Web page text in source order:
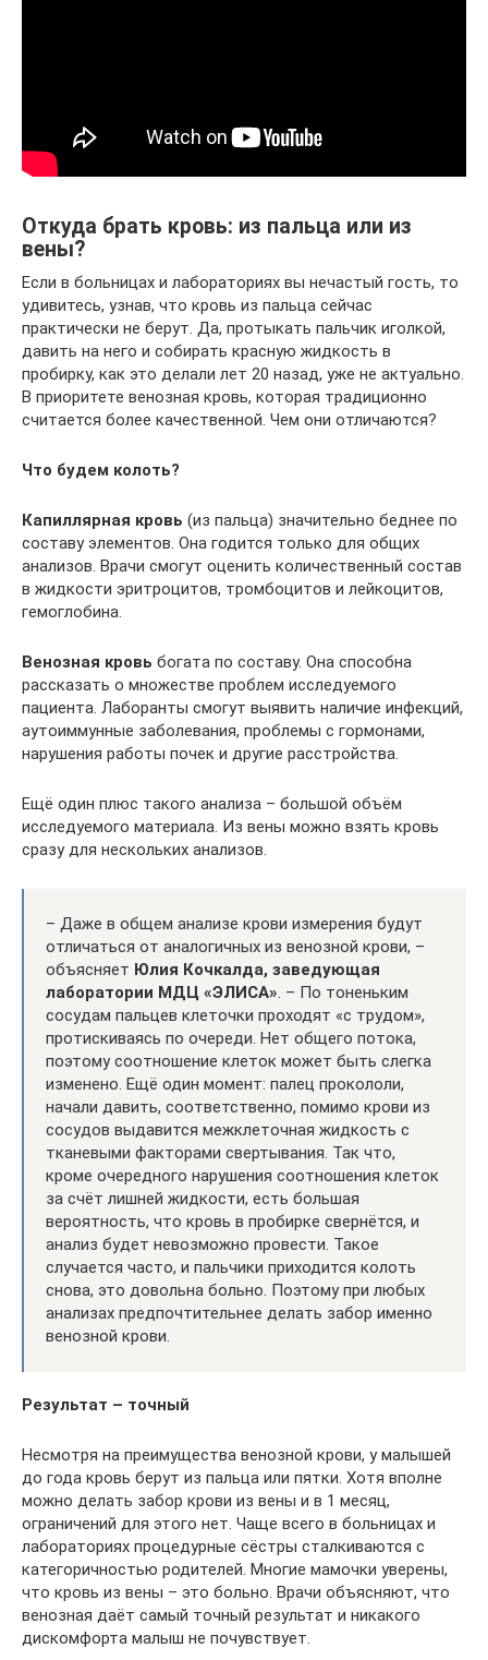
Откуда брать кровь: из пальца или из
вены?
Если в больницах и лабораториях вы нечастый гость, то
удивитесь, узнав, что кровь из пальца сейчас
практически не берут. Да, протыкать пальчик иголкой,
давить на него и собирать красную жидкость в
пробирку, как это делали лет 20 назад, уже не актуально.
В приоритете венозная кровь, которая традиционно
считается более качественной. Чем они отличаются?
Что будем колоть?
Капиллярная кровь (из пальца) значительно беднее по
составу элементов. Она годится только для общих
анализов. Врачи смогут оценить количественный состав
в жидкости эритроцитов, тромбоцитов и лейкоцитов,
гемоглобина.
Венозная кровь богата по составу. Она способна
рассказать о множестве проблем исследуемого
пациента. Лаборанты смогут выявить наличие инфекций,
аутоиммунные заболевания, проблемы с гормонами,
нарушения работы почек и другие расстройства.
Ещё один плюс такого анализа – большой объём
исследуемого материала. Из вены можно взять кровь
сразу для нескольких анализов.
– Даже в общем анализе крови измерения будут
отличаться от аналогичных из венозной крови, –
объясняет Юлия Кочкалда, заведующая
лаборатории МДЦ «ЭЛИСА». – По тоненьким
сосудам пальцев клеточки проходят «с трудом»,
протискиваясь по очереди. Нет общего потока,
поэтому соотношение клеток может быть слегка
изменено. Ещё один момент: палец прокололи,
начали давить, соответственно, помимо крови из
сосудов выдавится межклеточная жидкость с
тканевыми факторами свертывания. Так что,
кроме очередного нарушения соотношения клеток
за счёт лишней жидкости, есть большая
вероятность, что кровь в пробирке свернётся, и
анализ будет невозможно провести. Такое
случается часто, и пальчики приходится колоть
снова, это довольна больно. Поэтому при любых
анализах предпочтительнее делать забор именно
венозной крови.
Результат – точный
Несмотря на преимущества венозной крови, у малышей
до года кровь берут из пальца или пятки. Хотя вполне
можно делать забор крови из вены и в 1 месяц,
ограничений для этого нет. Чаще всего в больницах и
лабораториях процедурные сёстры сталкиваются с
категоричностью родителей. Многие мамочки уверены,
что кровь из вены – это больно. Врачи объясняют, что
венозная даёт самый точный результат и никакого
дискомфорта малыш не почувствует.